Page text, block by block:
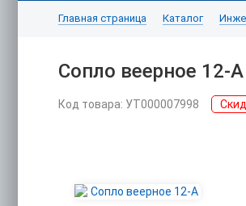
Главная страница Каталог
Сопло веерное 12-А
Код товара: УТ000007998